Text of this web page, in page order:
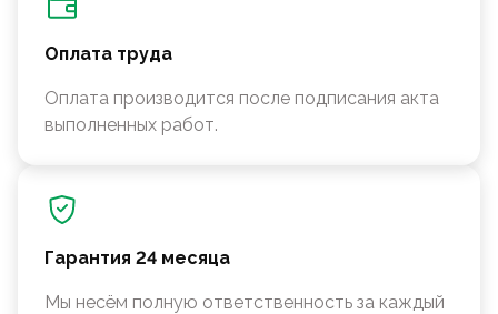
Оплата труда
Оплата производится после подписания акта
выполненных работ.
Гарантия 24 месяца
Мы несём полную ответственность за каждый